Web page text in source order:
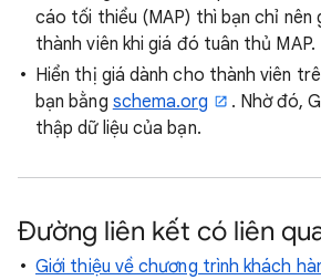
cáo tối thiểu (MAP) thì bạn chỉ nên
thành viên khi giá đó tuân thủ MAP.
Hiển thị giá dành cho thành viên
bạn bằng schema.org
. Nhờ đó,
thập dữ liệu của bạn.
Đường liên kết có liên
Giới thiệu về chương trình khách